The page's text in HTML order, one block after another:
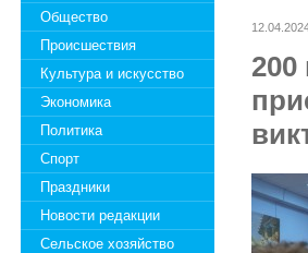
Общество
Происшествия
Культура и искусство
Экономика
Политика
Спорт
Праздники
Новости редакции
Сельское хозяйство